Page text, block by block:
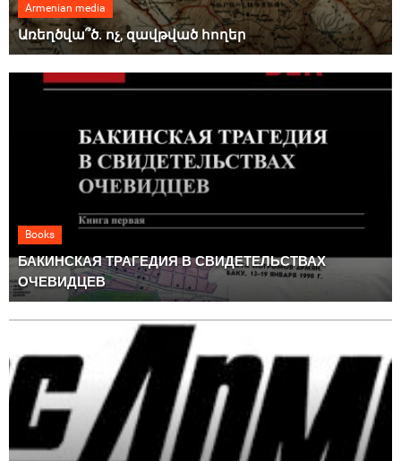
Armenian media
Առեղծվա՞ծ. ոչ, զավթված հողեր
Books
БАКИНСКАЯ ТРАГЕДИЯ В СВИДЕТЕЛЬСТВАХ
ОЧЕВИДЦЕВ